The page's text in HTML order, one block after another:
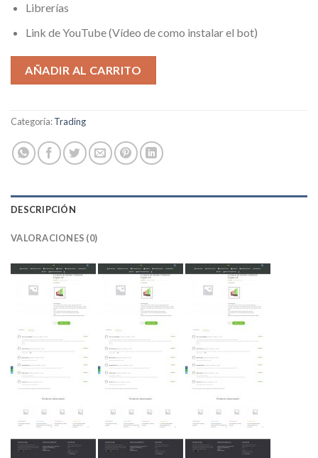
Librerías
Link de YouTube (Vídeo de como instalar el bot)
AÑADIR AL CARRITO
Categoría:Trading
DESCRIPCIÓN
VALORACIONES (0)